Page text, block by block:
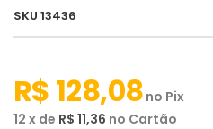
SKU 13436
R$ 128,08 no Pix
12 x de R$ 11,36 no Cartão